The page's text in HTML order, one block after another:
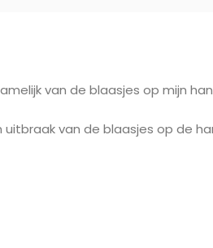
van de blaasjes op mijn
van de blaasjes op de